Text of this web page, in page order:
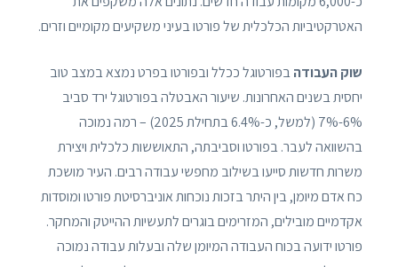
האטרקטיביות הכלכלית של פורטו בעיני משקיעים מקומיים וזרים.
שוק העבודהבפורטוגל ככלל ובפורטו בפרט נמצא במצב טוב
יחסית בשנים האחרונות. שיעור האבטלה בפורטוגל ירד סביב
6%-7% (למשל, כ-6.4% בתחילת 2025) – רמה נמוכה
בהשוואה לעבר. בפורטו וסביבתה, התאוששות כלכלית ויצירת
משרות חדשות סייעו בשילוב מחפשי עבודה רבים. העיר מושכת
כח אדם מיומן, בין היתר בזכות נוכחות אוניברסיטת פורטו ומוסדות
אקדמיים מובילים, המזרימים בוגרים לתעשיות ההייטק והמחקר.
פורטו ידועה בכוח העבודה המיומן שלה ובעלות עבודה נמוכה